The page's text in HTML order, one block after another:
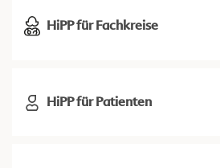
HiPP für Fachkreise
HiPP für Patienten